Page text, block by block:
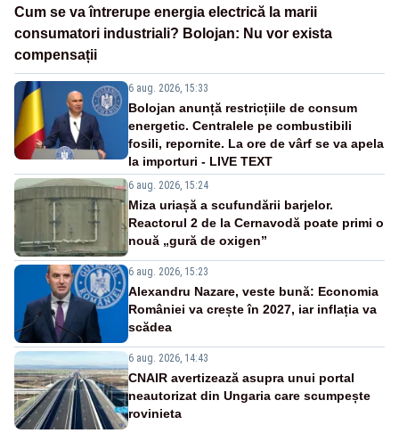
Cum se va întrerupe energia electrică la marii
consumatori industriali? Bolojan: Nu vor exista
compensații
6 aug. 2026, 15:33
Bolojan anunță restricțiile de consum
energetic. Centralele pe combustibili
fosili, repornite. La ore de vârf se va apela
la importuri - LIVE TEXT
6 aug. 2026, 15:24
Miza uriașă a scufundării barjelor.
Reactorul 2 de la Cernavodă poate primi o
nouă „gură de oxigen”
6 aug. 2026, 15:23
Alexandru Nazare, veste bună: Economia
României va crește în 2027, iar inflația va
scădea
6 aug. 2026, 14:43
CNAIR avertizează asupra unui portal
neautorizat din Ungaria care scumpește
rovinieta